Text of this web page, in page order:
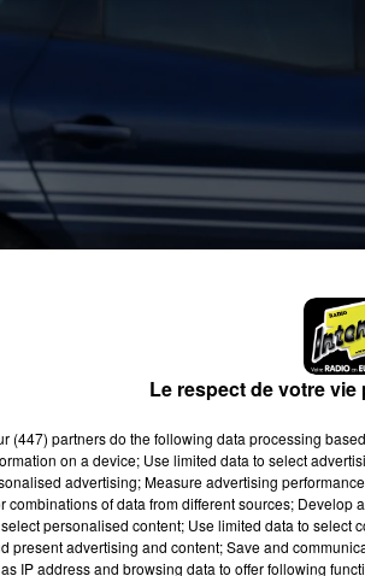
parla D927, encadrés par les
par les forces de l'ordre. Le sous-
se sont rendus sur place. Aux
rapidement. Leséquipes
afin de procéder à la sécurisa
bien que calme afin d'expliquer la
Le respect de votre
(447) partnersdo the following data processing
on a device; Use limited data to select
advertising; Measure advertising
combinations of data from different sources;
personalised content; Use limited data to select
present advertising and content; Save and
IP address and browsing data to offer following